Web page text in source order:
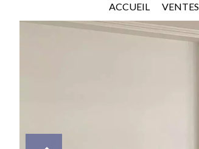
ACCUEIL VENTES